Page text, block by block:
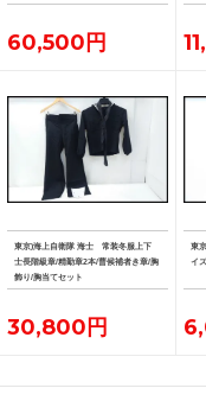
60,500円
東京)海上自衛隊 海士 常装冬服上下
士長階級章/精勤章2本/曹候補者き章/胸
飾り/胸当てセット
30,800円
東
イズ